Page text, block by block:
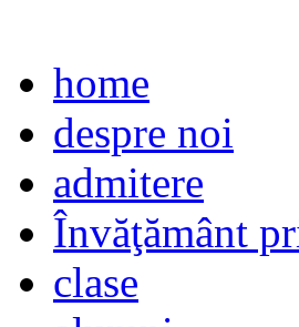
home
despre noi
admitere
Învăţământ
clase